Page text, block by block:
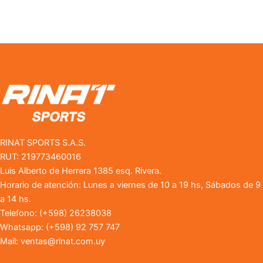
RINAT SPORTS S.A.S.
RUT: 219773460016
Luis Alberto de Herrera 1385 esq. Rivera.
Horario de atención: Lunes a viernes de 10 a 19 hs, Sábados de 9
a 14 hs.
Telefono: (+598) 26238038
Whatsapp: (+598) 92 757 747
Mail: ventas@rinat.com.uy